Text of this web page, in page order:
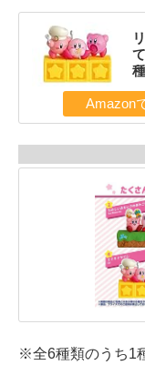
Amazon
※全6種類のうち1